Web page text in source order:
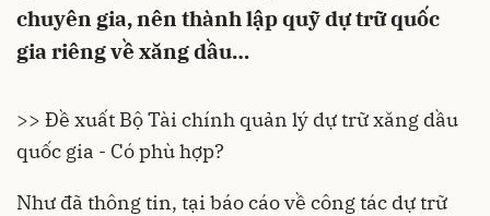
chuyên gia, nên thành lập quỹ dự trữ quốc
gia riêng về xăng dầu…
>> Đề xuất Bộ Tài chính quản lý dự trữ xăng dầu
quốc gia - Có phù hợp?
Như đã thông tin, tại báo cáo về công tác dự trữ